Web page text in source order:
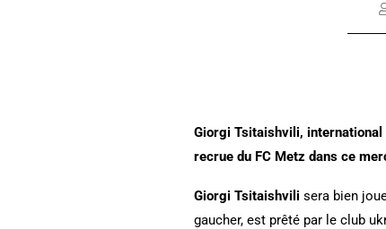
Giorgi Tsitaishvili, international
recrue du FC Metz dans ce
Giorgi Tsitaishvili sera bien
gaucher, est prêté par le club